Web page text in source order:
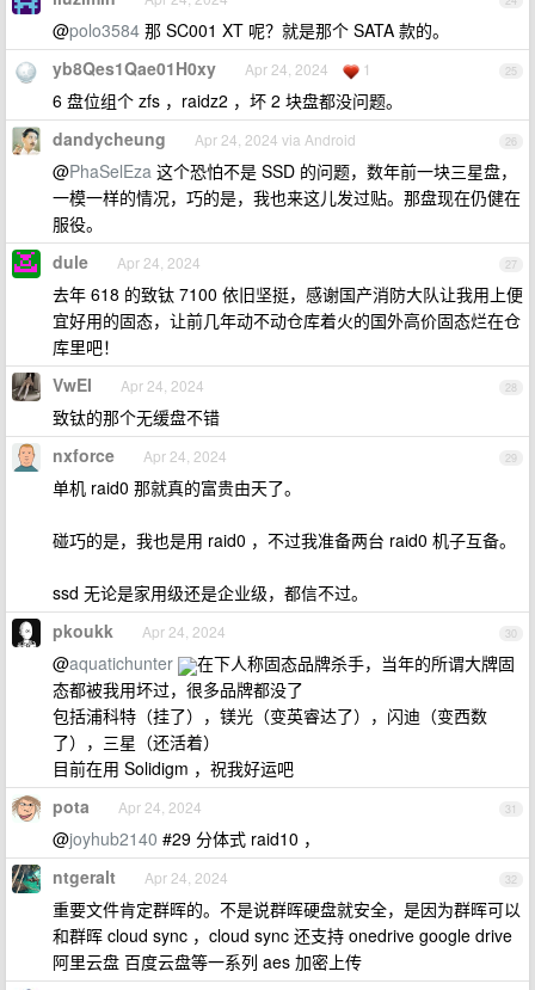
@polo3584 那 SC001 XT 呢？就是那个 SATA 款的。
25
yb8Qes1Qae01H0xy Apr 24, 2024 1
6 盘位组个 zfs ，raidz2 ，坏 2 块盘都没问题。
26
dandycheung Apr 24, 2024 via Android
@PhaSelEza 这个恐怕不是 SSD 的问题，数年前一块三星盘，
一模一样的情况，巧的是，我也来这儿发过贴。那盘现在仍健在
服役。
27
dule Apr 24, 2024
去年 618 的致钛 7100 依旧坚挺，感谢国产消防大队让我用上便
宜好用的固态，让前几年动不动仓库着火的国外高价固态烂在仓
库里吧！
28
VwEI Apr 24, 2024
致钛的那个无缓盘不错
29
nxforce Apr 24, 2024
单机 raid0 那就真的富贵由天了。
碰巧的是，我也是用 raid0 ，不过我准备两台 raid0 机子互备。
ssd 无论是家用级还是企业级，都信不过。
30
pkoukk Apr 24, 2024
@aquatichunter
在下人称固态品牌杀手，当年的所谓大牌固
态都被我用坏过，很多品牌都没了
包括浦科特（挂了），镁光（变英睿达了），闪迪（变西数
了），三星（还活着）
目前在用 Solidigm ，祝我好运吧
31
pota Apr 24, 2024
@joyhub2140 #29 分体式 raid10 ，
32
ntgeralt Apr 24, 2024
重要文件肯定群晖的。不是说群晖硬盘就安全，是因为群晖可以
和群晖 cloud sync ，cloud sync 还支持 onedrive google drive
阿里云盘 百度云盘等一系列 aes 加密上传